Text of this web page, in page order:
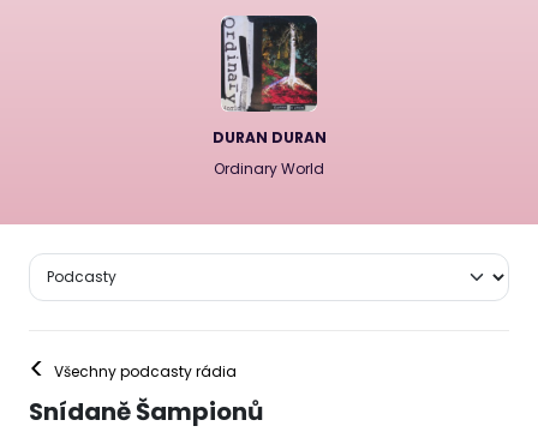
DURAN DURAN
Ordinary World
< Všechny podcasty rádia
Snídaně Šampionů